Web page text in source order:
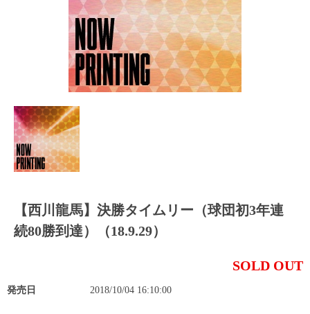
【西川龍馬】決勝タイムリー（球団初3年連
続80勝到達）（18.9.29）
SOLD OUT
発売日 2018/10/04 16:10:00